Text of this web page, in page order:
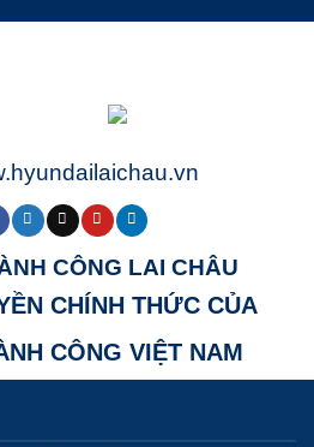
CÔNG LAI CHÂU
CHÍNH THỨC CỦA
CÔNG VIỆT NAM